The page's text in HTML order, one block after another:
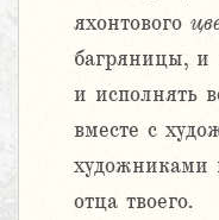
яхонтового
багряницы, и
и исполнять
вместе с
художниками
отца твоего.